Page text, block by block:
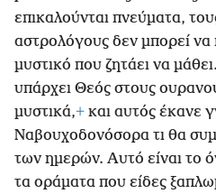
επικαλούνται πνεύματα,
αστρολόγους δεν μπορεί να
μυστικό που ζητάει να μάθει.
υπάρχει Θεός στους
μυστικά,+ και αυτός έκανε
Ναβουχοδονόσορα τι θα
των ημερών. Αυτό είναι το
τα οράματα που είδες